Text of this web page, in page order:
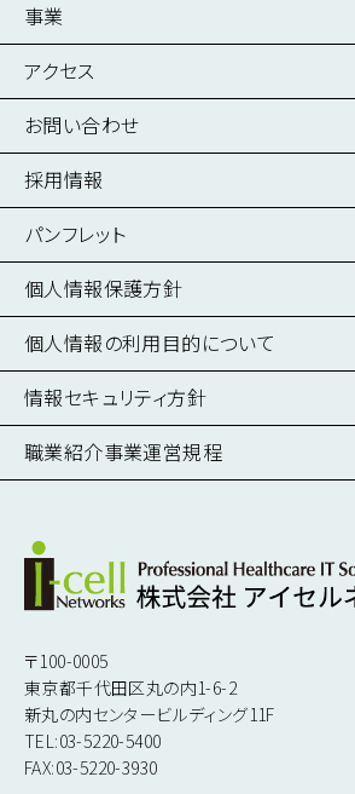
Vol.112
2025年 7-8月号
2025年 5-6月号
Vol.110
2025年 3-4月号
Vol.109
2025年 1-2月号
事業
建築事業
不動産事業
情報インフラ構築・保守事業
電子カルテシステム導入・開発事業
医療機器導入支援事業
健診システム導入事業
遠隔画像読影サポート事業
医療画像管理事業
業務支援システム導入・開発事業
国際メディカルサポート事業
アクセス
お問い合わせ
採用情報
採用情報
募集要項
仕事を知る
働く環境を知る
数字で見る
人を知る
パンフレット
個人情報保護方針
個人情報の利用目的について
情報セキュリティ方針
職業紹介事業運営規程
〒100-0005
東京都千代田区丸の内1-6-2
新丸の内センタービルディング11F
TEL:03-5220-5400
FAX:03-5220-3930